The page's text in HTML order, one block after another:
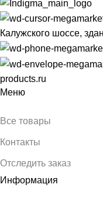
Калужского шоссе,
products.ru
Меню
Все товары
Контакты
Отследить заказ
Информация